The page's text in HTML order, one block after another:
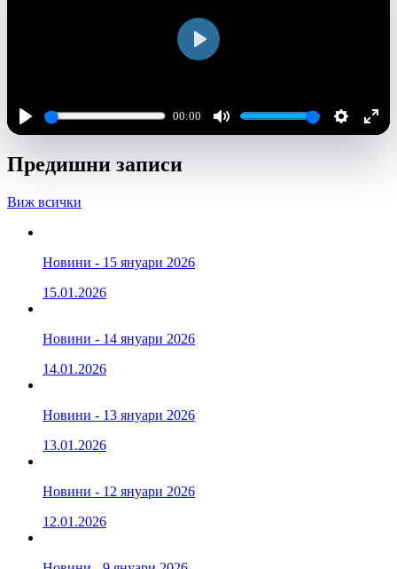
Play
00:00
Mute Settings
Play
Предишни записи
Виж всички
Новини - 15 януари 2026
15.01.2026
Новини - 14 януари 2026
14.01.2026
Новини - 13 януари 2026
13.01.2026
Новини - 12 януари 2026
12.01.2026